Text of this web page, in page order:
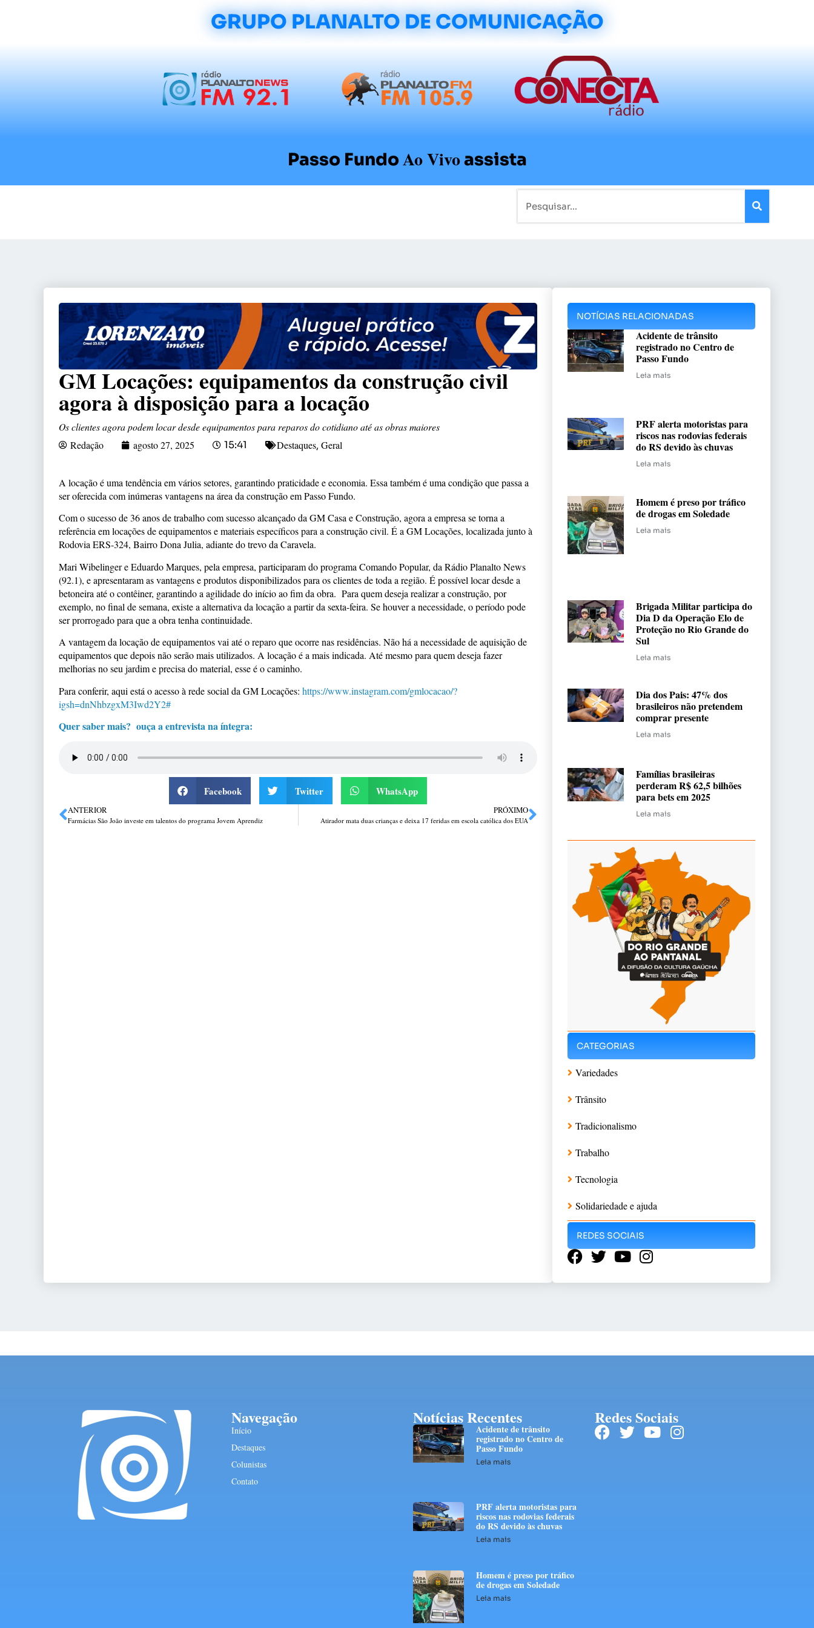
GRUPO PLANALTO DE COMUNICAÇÃO
Passo FundoAo Vivoassista
GM Locações: equipamentos da construção civil
agora à disposição para a locação
Os clientes agora podem locar desde equipamentos para reparos do cotidiano até as obras maiores
Redação
agosto 27, 2025 15:41 Destaques, Geral
A locação é uma tendência em vários setores, garantindo praticidade e economia. Essa também é uma condição que passa a
ser oferecida com inúmeras vantagens na área da construção em Passo Fundo.
Com o sucesso de 36 anos de trabalho com sucesso alcançado da GM Casa e Construção, agora a empresa se torna a
referência em locações de equipamentos e materiais específicos para a construção civil. É a GM Locações, localizada junto à
Rodovia ERS-324, Bairro Dona Julia, adiante do trevo da Caravela.
Mari Wibelinger e Eduardo Marques, pela empresa, participaram do programa Comando Popular, da Rádio Planalto News
(92.1), e apresentaram as vantagens e produtos disponibilizados para os clientes de toda a região. É possível locar desde a
betoneira até o contêiner, garantindo a agilidade do início ao fim da obra. Para quem deseja realizar a construção, por
exemplo, no final de semana, existe a alternativa da locação a partir da sexta-feira. Se houver a necessidade, o período pode
ser prorrogado para que a obra tenha continuidade.
A vantagem da locação de equipamentos vai até o reparo que ocorre nas residências. Não há a necessidade de aquisição de
equipamentos que depois não serão mais utilizados. A locação é a mais indicada. Até mesmo para quem deseja fazer
melhorias no seu jardim e precisa do material, esse é o caminho.
Para conferir, aqui está o acesso à rede social da GM Locações: https://www.instagram.com/gmlocacao/?
igsh=dnNhbzgxM3Iwd2Y2#
Quer saber mais? ouça a entrevista na íntegra:
Facebook Twitter WhatsApp
ANTERIOR
Farmácias São João investe em talentos do programa Jovem Aprendiz
PRÓXIMO
Atirador mata duas crianças e deixa 17 feridas em escola católica dos EUA
NOTÍCIAS RELACIONADAS
Acidente de trânsito
registrado no Centro de
Passo Fundo
Leia mais
PRF alerta motoristas para
riscos nas rodovias federais
do RS devido às chuvas
Leia mais
Homem é preso por tráfico
de drogas em Soledade
Leia mais
Brigada Militar participa do
Dia D da Operação Elo de
Proteção no Rio Grande do
Sul
Leia mais
Dia dos Pais: 47% dos
brasileiros não pretendem
comprar presente
Leia mais
Famílias brasileiras
perderam R$ 62,5 bilhões
para bets em 2025
Leia mais
CATEGORIAS
Variedades
Trânsito
Tradicionalismo
Trabalho
Tecnologia
Solidariedade e ajuda
REDES SOCIAIS
Navegação
Início
Destaques
Colunistas
Contato
Notícias Recentes
Acidente de trânsito
registrado no Centro de
Passo Fundo
Leia mais
PRF alerta motoristas para
riscos nas rodovias federais
do RS devido às chuvas
Leia mais
Homem é preso por tráfico
de drogas em Soledade
Leia mais
Redes Sociais